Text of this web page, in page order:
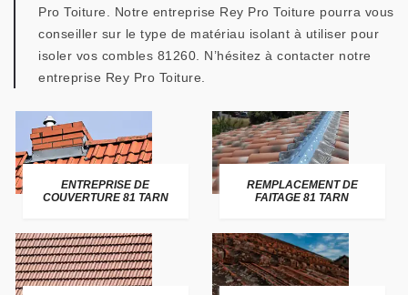
Pro Toiture. Notre entreprise Rey Pro Toiture pourra vous
conseiller sur le type de matériau isolant à utiliser pour
isoler vos combles 81260. N’hésitez à contacter notre
entreprise Rey Pro Toiture.
ENTREPRISE DE
COUVERTURE 81 TARN
REMPLACEMENT DE
FAITAGE 81 TARN